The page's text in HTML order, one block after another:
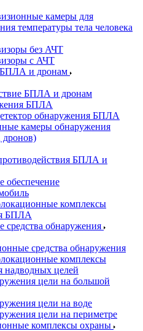
камеры для
температуры тела человека
без АЧТ
с АЧТ
БПЛА и дронам
БПЛА и дронам
БПЛА
обнаружения БПЛА
камеры обнаружения
БПЛА и
обеспечение
комплексы
БПЛА
средства обнаружения
средства обнаружения
комплексы
надводных целей
цели на большой
цели на воде
цели на периметре
комплексы охраны